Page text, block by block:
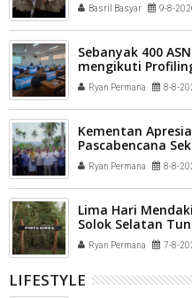
Basril Basyar 9-8-
Sebanyak 400
mengikuti
Ryan Permana 8-8-
Kementan
Pascabencana
Ryan Permana 8-8-
Lima Hari
Solok Selatan
Ryan Permana 7-8-
LIFESTYLE